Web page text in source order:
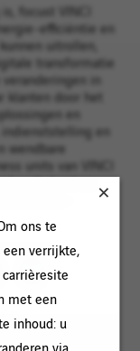
ons te
verrijkte,
met een
inhoud: u
via
focust VINCI
efficiëntie en
uitrollen,
transformatie
in
klanten door het
en
en
wendbare
units van VINCI
veiligheid en